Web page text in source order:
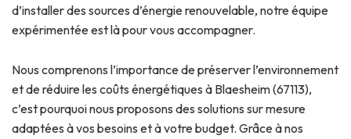
d’installer des sources d’énergie renouvelable, notre équipe
expérimentée est là pour vous accompagner.
Nous comprenons l’importance de préserver l’environnement
et de réduire les coûts énergétiques à Blaesheim (67113),
c’est pourquoi nous proposons des solutions sur mesure
adaptées à vos besoins et à votre budget. Grâce à nos